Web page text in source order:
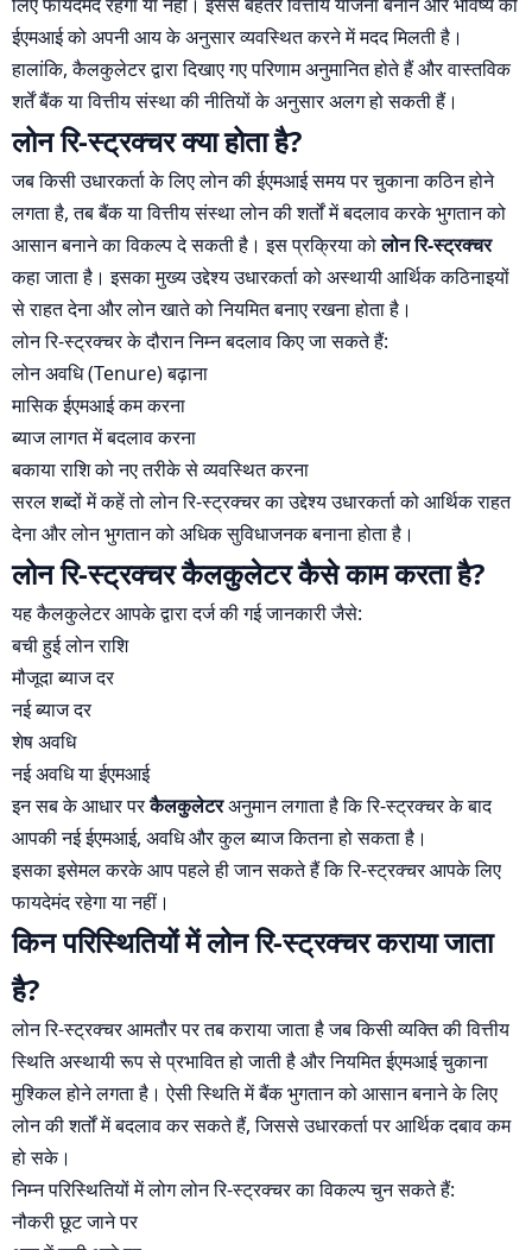
ईएमआई को अपनी आय के अनुसार व्यवस्थित करने में मदद मिलती है।
हालांकि, कैलकुलेटर द्वारा दिखाए गए परिणाम अनुमानित होते हैं और वास्तविक
शर्तें बैंक या वित्तीय संस्था की नीतियों के अनुसार अलग हो सकती हैं।
लोन रि-स्ट्रक्चर क्या होता है?
जब किसी उधारकर्ता के लिए लोन की ईएमआई समय पर चुकाना कठिन होने
लगता है, तब बैंक या वित्तीय संस्था लोन की शर्तों में बदलाव करके भुगतान को
आसान बनाने का विकल्प दे सकती है। इस प्रक्रिया कोलोन रि-स्ट्रक्चर
कहा जाता है। इसका मुख्य उद्देश्य उधारकर्ता को अस्थायी आर्थिक कठिनाइयों
से राहत देना और लोन खाते को नियमित बनाए रखना होता है।
लोन रि-स्ट्रक्चर के दौरान निम्न बदलाव किए जा सकते हैं:
लोन अवधि (Tenure) बढ़ाना
मासिक ईएमआई कम करना
ब्याज लागत में बदलाव करना
बकाया राशि को नए तरीके से व्यवस्थित करना
सरल शब्दों में कहें तो लोन रि-स्ट्रक्चर का उद्देश्य उधारकर्ता को आर्थिक राहत
देना और लोन भुगतान को अधिक सुविधाजनक बनाना होता है।
लोन रि-स्ट्रक्चर कैलकुलेटर कैसे काम करता है?
यह कैलकुलेटर आपके द्वारा दर्ज की गई जानकारी जैसे:
बची हुई लोन राशि
मौजूदा ब्याज दर
नई ब्याज दर
शेष अवधि
नई अवधि या ईएमआई
इन सब के आधार परकैलकुलेटरअनुमान लगाता है कि रि-स्ट्रक्चर के बाद
आपकी नई ईएमआई, अवधि और कुल ब्याज कितना हो सकता है।
इसका इसेमल करके आप पहले ही जान सकते हैं कि रि-स्ट्रक्चर आपके लिए
फायदेमंद रहेगा या नहीं।
किन परिस्थितियों में लोन रि-स्ट्रक्चर कराया जाता
है?
लोन रि-स्ट्रक्चर आमतौर पर तब कराया जाता है जब किसी व्यक्ति की वित्तीय
स्थिति अस्थायी रूप से प्रभावित हो जाती है और नियमित ईएमआई चुकाना
मुश्किल होने लगता है। ऐसी स्थिति में बैंक भुगतान को आसान बनाने के लिए
लोन की शर्तों में बदलाव कर सकते हैं, जिससे उधारकर्ता पर आर्थिक दबाव कम
हो सके।
निम्न परिस्थितियों में लोग लोन रि-स्ट्रक्चर का विकल्प चुन सकते हैं:
नौकरी छूट जाने पर